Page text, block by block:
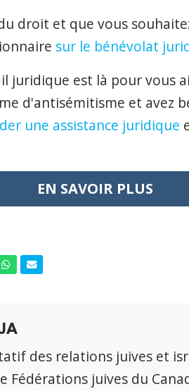
droit et que vous
sur le bénévolat
juridique est là pour vous
d'antisémitisme et avez
une assistance juridique
EN SAVOIR PLUS
WhatsappCourriel
des relations juives et
Fédérations juives du